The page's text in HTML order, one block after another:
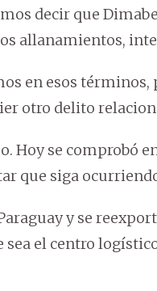
decir que
allanamientos,
en esos
otro delito
Hoy se comprobó
que siga
y se
sea el centro